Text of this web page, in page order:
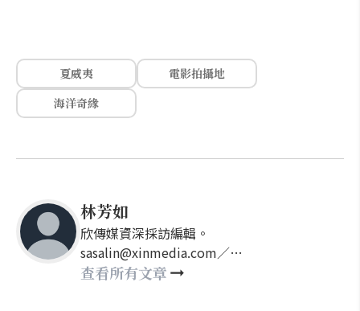
夏威夷
電影拍攝地
海洋奇緣
林芳如
欣傳媒資深採訪編輯。
sasalin@xinmedia.com／
happy21917@gmail.com
查看所有文章